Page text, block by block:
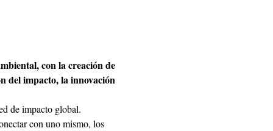
con la creación de
del impacto, la innovación
de impacto global.
con uno mismo, los